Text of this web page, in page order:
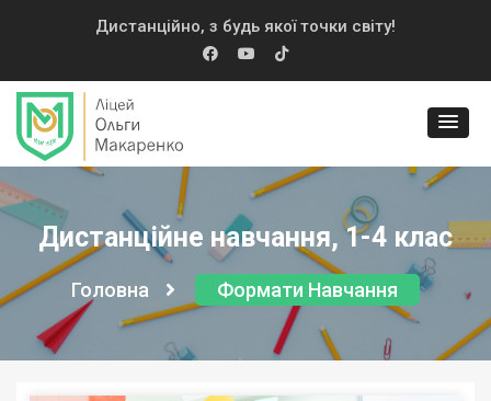
Дистанційно, з будь якої точки світу!
Дистанційне навчання, 1-4 клас
Головна Формати Навчання